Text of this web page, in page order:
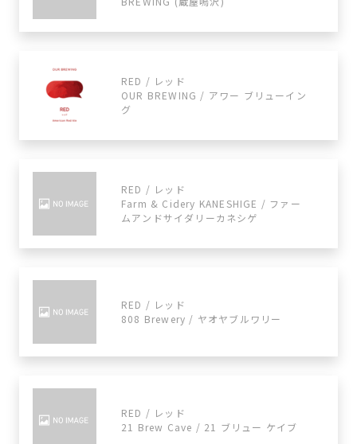
RED / レッド
OUR BREWING / アワー ブリューイン
グ
RED / レッド
Farm & Cidery KANESHIGE / ファー
ムアンドサイダリーカネシゲ
RED / レッド
808 Brewery / ヤオヤブルワリー
RED / レッド
21 Brew Cave / 21 ブリュー ケイブ